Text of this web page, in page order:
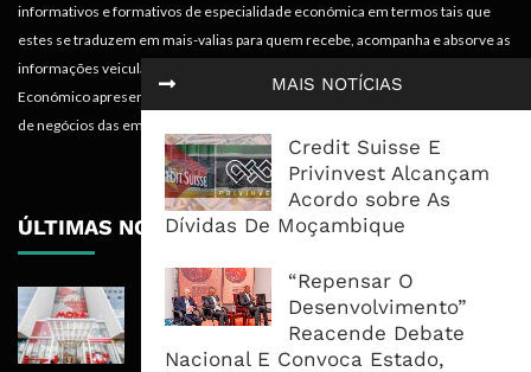
MAIS NOTÍCIAS
Credit Suisse E
Privinvest Alcançam
Acordo sobre As
Dívidas De Moçambique
“Repensar O
Desenvolvimento”
Reacende Debate
Nacional E Convoca Estado,
informativos e formativos de especialidade económica em termos tais que
estes se traduzem em mais-valias para quem recebe, acompanha e absorve as
informações veiculadas nos diferentes meios do projecto. Portanto, o
Económico apresenta valências importantes para os objectivos institucionais e
de negócios das empresas.
ÚLTIMAS NOTÍCIAS
Moza Banco Regressa Aos Lucros,
Mas Crédito A Clientes Recua 7,1%